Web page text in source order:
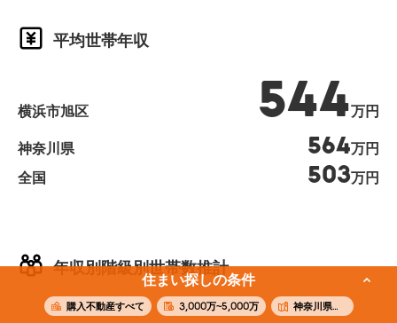
住まい探しの条件
購入不動産すべて 3,000万~5,000万 神奈川県横浜市旭区
年収別階級別世帯数推計
平均世帯年収
横浜市旭区 544万円
神奈川県 564万円
全国
503万円